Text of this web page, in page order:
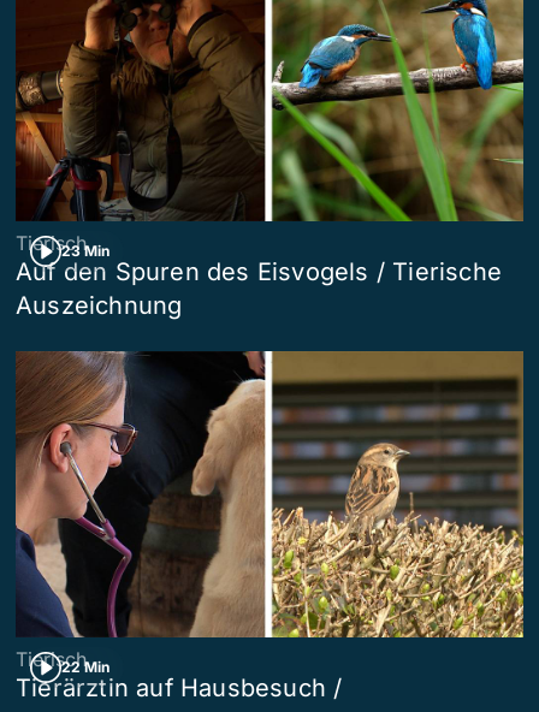
23 Min
Tierisch
Auf den Spuren des Eisvogels / Tierische
Auszeichnung
22 Min
Tierisch
Tierärztin auf Hausbesuch /